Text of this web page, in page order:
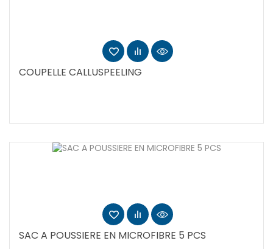
COUPELLE CALLUSPEELING
SAC A POUSSIERE EN MICROFIBRE 5 PCS